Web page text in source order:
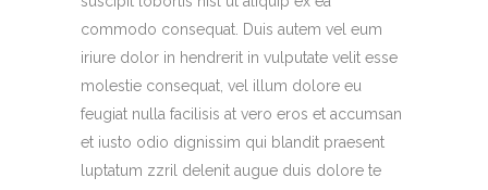
commodo consequat. Duis autem vel eum
iriure dolor in hendrerit in vulputate velit esse
molestie consequat, vel illum dolore eu
feugiat nulla facilisis at vero eros et accumsan
et iusto odio dignissim qui blandit praesent
luptatum zzril delenit augue duis dolore te